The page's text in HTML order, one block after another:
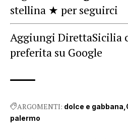
stellina ★ per seguirci
Aggiungi DirettaSicilia
preferita su Google
ARGOMENTI: dolce e gabbana
palermo